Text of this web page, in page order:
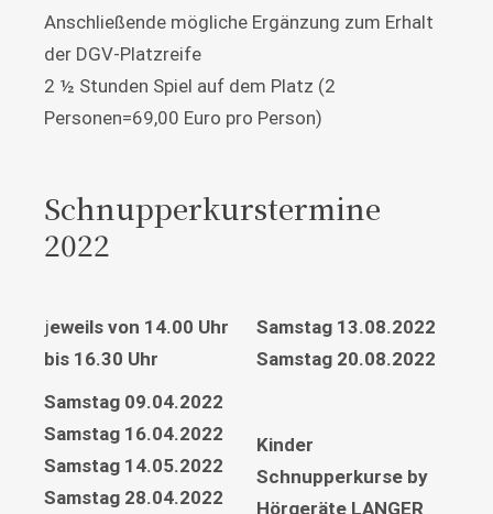
Anschließende mögliche Ergänzung zum Erhalt
der DGV-Platzreife
2 ½ Stunden Spiel auf dem Platz (2
Personen=69,00 Euro pro Person)
Schnupperkurstermine
2022
jeweils von 14.00 Uhr
bis 16.30 Uhr
Samstag 09.04.2022
Samstag 16.04.2022
Samstag 14.05.2022
Samstag 28.04.2022
Samstag 13.08.2022
Samstag 20.08.2022
Kinder
Schnupperkurse by
Hörgeräte LANGER